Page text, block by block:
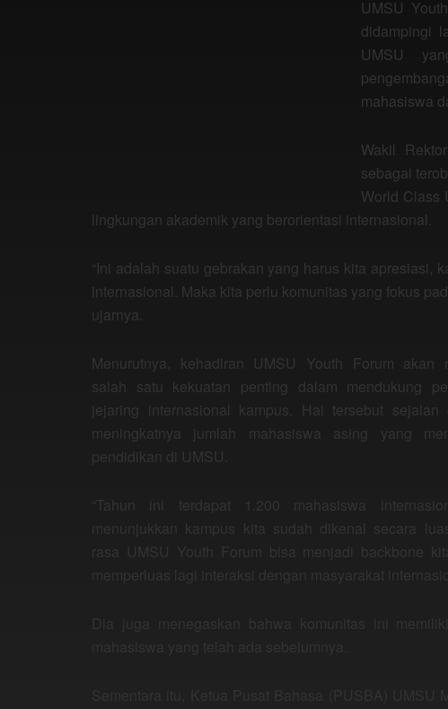
UMSU
didampingi
UMSU
mahasiswa
Wakil
sebagai
World Class
lingkungan akademik yang berorientasi internasional.
“Ini adalah suatu gebrakan yang harus kita apresiasi,
internasional. Maka kita perlu komunitas yang fokus
ujarnya.
Menurutnya, kehadiran UMSU Youth Forum akan
salah satu kekuatan penting dalam mendukung
jejaring internasional kampus. Hal tersebut sejalan
meningkatnya jumlah mahasiswa asing yang
pendidikan di UMSU.
“Tahun ini terdapat 1.200 mahasiswa
menunjukkan kampus kita sudah dikenal secara
rasa UMSU Youth Forum bisa menjadi backbone
memperluas lagi interaksi dengan masyarakat